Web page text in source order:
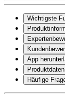
Wichtigste
App
Häufige